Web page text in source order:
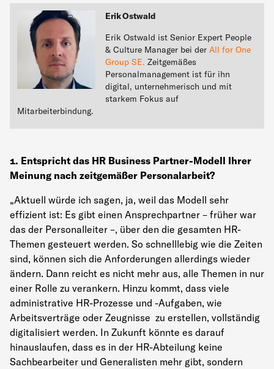
Erik Ostwald
Erik Ostwald ist Senior Expert People
& Culture Manager bei der All for One
Group SE. Zeitgemäßes
Personalmanagement ist für ihn
digital, unternehmerisch und mit
starkem Fokus auf
Mitarbeiterbindung.
1. Entspricht das HR Business Partner-Modell Ihrer
Meinung nach zeitgemäßer Personalarbeit?
„Aktuell würde ich sagen, ja, weil das Modell sehr
effizient ist: Es gibt einen Ansprechpartner – früher war
das der Personalleiter –, über den die gesamten HR-
Themen gesteuert werden. So schnelllebig wie die Zeiten
sind, können sich die Anforderungen allerdings wieder
ändern. Dann reicht es nicht mehr aus, alle Themen in nur
einer Rolle zu verankern. Hinzu kommt, dass viele
administrative HR-Prozesse und -Aufgaben, wie
Arbeitsverträge oder Zeugnisse zu erstellen, vollständig
digitalisiert werden. In Zukunft könnte es darauf
hinauslaufen, dass es in der HR-Abteilung keine
Sachbearbeiter und Generalisten mehr gibt, sondern